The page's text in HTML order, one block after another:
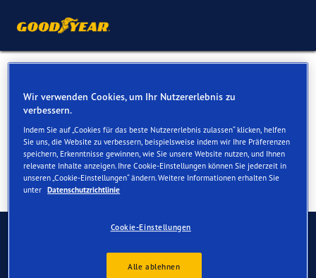
Nissan Note
Kontaktieren Sie uns
Wir verwenden Cookies, um Ihr Nutzererlebnis zu
verbessern.
Indem Sie auf „Cookies für das beste Nutzererlebnis zulassen“ klicken, helfen
Sie uns, die Website zu verbessern, beispielsweise indem wir Ihre Präferenzen
speichern, Erkenntnisse gewinnen, wie Sie unsere Website nutzen, und Ihnen
relevante Inhalte anzeigen. Ihre Cookie-Einstellungen können Sie jederzeit in
unseren „Cookie-Einstellungen“ ändern. Weitere Informationen erhalten Sie
unter Datenschutzrichtlinie
Cookie-Einstellungen
Alle ablehnen